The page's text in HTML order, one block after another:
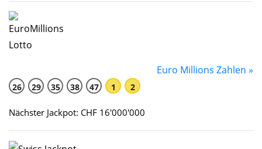
Euro Millions Zahlen »
26 29 35 38 47 1 2
Nächster Jackpot: CHF 16'000'000